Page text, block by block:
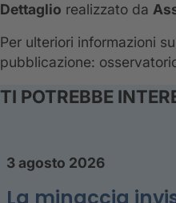
Dettaglio realizzato da
Per ulteriori informazioni
pubblicazione:
TI POTREBBE
3 agosto 2026